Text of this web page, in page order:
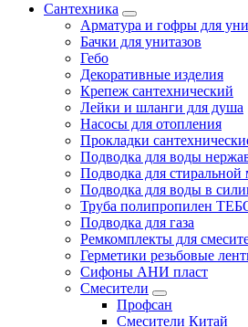
Сантехника
Арматура и гофры для
Бачки для унитазов
Гебо
Декоративные изделия
Крепеж сантехнический
Лейки и шланги для душа
Насосы для отопления
Прокладки
Подводка для воды
Подводка для
Подводка для воды в
Труба полипропилен
Подводка для газа
Ремкомплекты для
Герметики резьбовые
Сифоны АНИ пласт
Смесители
Профсан
Смесители Китай